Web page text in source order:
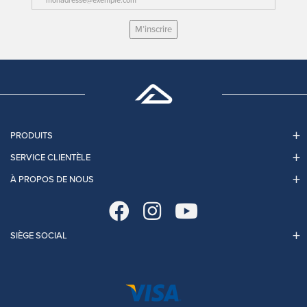
M’inscrire
PRODUITS
SERVICE CLIENTÈLE
À PROPOS DE NOUS
SIÈGE SOCIAL